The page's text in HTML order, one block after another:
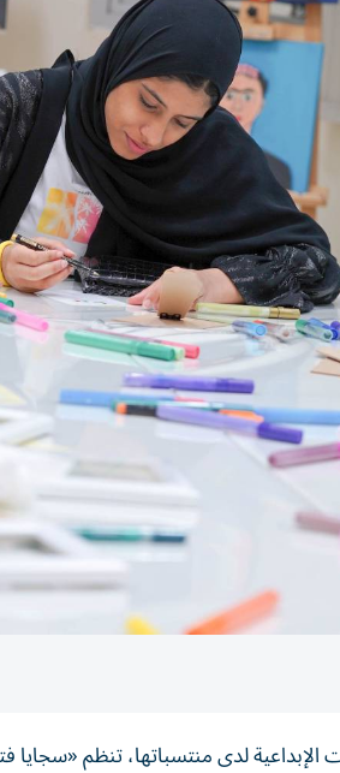
الإبداعية لدى منتسباتها، تنظم